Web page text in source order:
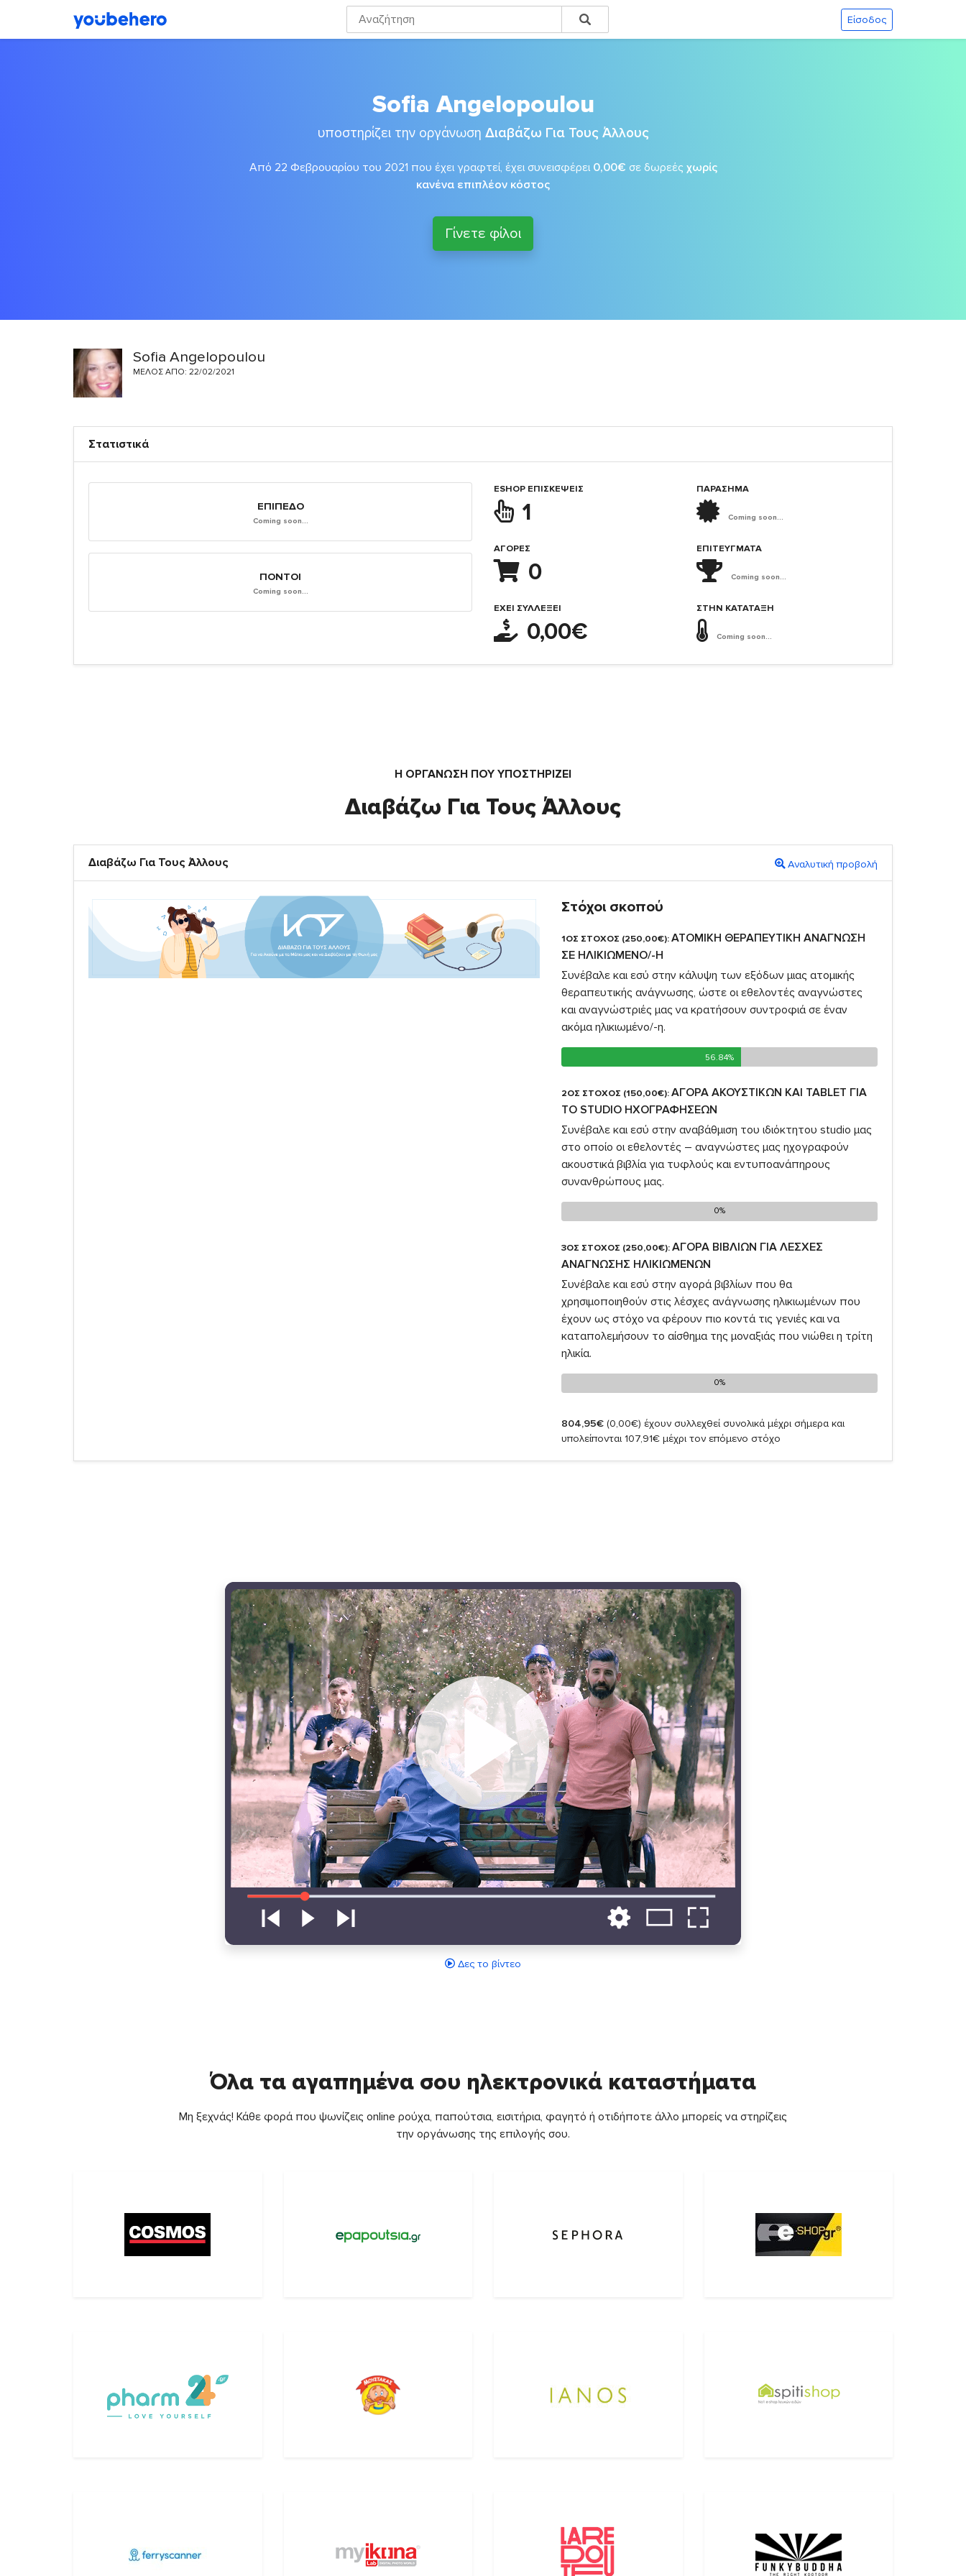
Είσοδος
Sofia Angelopoulou
υποστηρίζει την οργάνωση Διαβάζω Για Τους Άλλους
Από 22 Φεβρουαρίου του 2021 που έχει γραφτεί, έχει συνεισφέρει 0,00€ σε δωρεές χωρίς
κανένα επιπλέον κόστος
Γίνετε φίλοι
Sofia Angelopoulou
ΜΈΛΟΣ ΑΠΌ: 22/02/2021
Στατιστικά
ΕΠΊΠΕΔΟ
Coming soon...
ΠΌΝΤΟΙ
Coming soon...
ESHOP ΕΠΙΣΚΈΨΕΙΣ
1
ΑΓΟΡΈΣ
0
ΈΧΕΙ ΣΥΛΛΈΞΕΙ
0,00€
ΠΑΡΑΣΗΜΑ
Coming soon...
ΕΠΙΤΕΎΓΜΑΤΑ
Coming soon...
ΣΤΗΝ ΚΑΤΆΤΑΞΗ
Coming soon...
Η ΟΡΓΆΝΩΣΗ ΠΟΥ ΥΠΟΣΤΗΡΙΖΕΙ
Διαβάζω Για Τους Άλλους
Διαβάζω Για Τους Άλλους Αναλυτική προβολή
Στόχοι σκοπού
1ΟΣ ΣΤΟΧΟΣ (250,00€):ΑΤΟΜΙΚΗ ΘΕΡΑΠΕΥΤΙΚΗ ΑΝΑΓΝΩΣΗ
ΣΕ ΗΛΙΚΙΩΜΕΝΟ/-Η
Συνέβαλε και εσύ στην κάλυψη των εξόδων μιας ατομικής
θεραπευτικής ανάγνωσης, ώστε οι εθελοντές αναγνώστες
και αναγνώστριές μας να κρατήσουν συντροφιά σε έναν
ακόμα ηλικιωμένο/-η.
56.84%
56.84%
2ΟΣ ΣΤΟΧΟΣ (150,00€):ΑΓΟΡΑ ΑΚΟΥΣΤΙΚΩΝ ΚΑΙ TABLET ΓΙΑ
TO STUDIO ΗΧΟΓΡΑΦΗΣΕΩΝ
Συνέβαλε και εσύ στην αναβάθμιση του ιδιόκτητου studio μας
στο οποίο οι εθελοντές – αναγνώστες μας ηχογραφούν
ακουστικά βιβλία για τυφλούς και εντυποανάπηρους
συνανθρώπους μας.
0%
0%
3ΟΣ ΣΤΟΧΟΣ (250,00€):ΑΓΟΡΑ ΒΙΒΛΙΩΝ ΓΙΑ ΛΕΣΧΕΣ
ΑΝΑΓΝΩΣΗΣ ΗΛΙΚΙΩΜΕΝΩΝ
Συνέβαλε και εσύ στην αγορά βιβλίων που θα
χρησιμοποιηθούν στις λέσχες ανάγνωσης ηλικιωμένων που
έχουν ως στόχο να φέρουν πιο κοντά τις γενιές και να
καταπολεμήσουν το αίσθημα της μοναξιάς που νιώθει η τρίτη
ηλικία.
0%
0%
804,95€ (0,00€) έχουν συλλεχθεί συνολικά μέχρι σήμερα και
υπολείπονται 107,91€ μέχρι τον επόμενο στόχο
Δες το βίντεο
Όλα τα αγαπημένα σου ηλεκτρονικά καταστήματα
Μη ξεχνάς! Κάθε φορά που ψωνίζεις online ρούχα, παπούτσια, εισιτήρια, φαγητό ή οτιδήποτε άλλο μπορείς να στηρίζεις
την οργάνωσης της επιλογής σου.